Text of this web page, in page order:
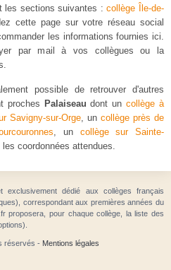
les sections suivantes :collège Île-de-
cette page sur votre réseau social
les informations fournies ici.
par mail à vos collègues ou la
possible de retrouver d'autres
proches Palaiseau dont uncollège à
Savigny-sur-Orge, un collège près de
, un collège sur Sainte-
coordonnées attendues.
exclusivement dédié aux collèges français
correspondant aux premières années du
proposera, pour chaque collège, la liste des
réservés - Mentions légales